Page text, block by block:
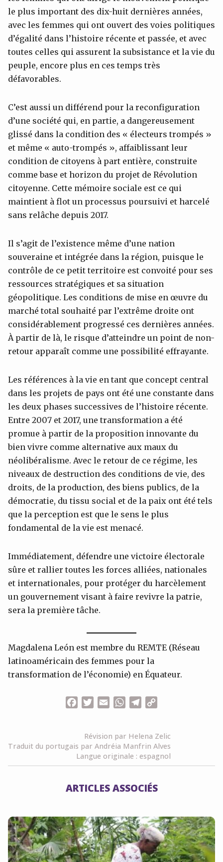
le plus important des dix-huit dernières années,
avec les femmes qui ont ouvert des voies politiques
d’égalité dans l’histoire récente et passée, et avec
toutes celles qui assurent la subsistance et la vie du
peuple, encore plus en ces temps très
défavorables.
C’est aussi un différend pour la reconfiguration
d’une société qui, en partie, a dangereusement
glissé dans la condition des « électeurs trompés »
et même « auto-trompés », affaiblissant leur
condition de citoyens à part entière, construite
comme base et horizon du projet de Révolution
citoyenne. Cette mémoire sociale est ce qui
maintient à flot un processus poursuivi et harcelé
sans relâche depuis 2017.
Il s’agit de l’existence même d’une nation
souveraine et intégrée dans la région, puisque le
contrôle de ce petit territoire est convoité pour ses
ressources stratégiques et sa situation
géopolitique. Les conditions de mise en œuvre du
marché total souhaité par l’extrême droite ont
considérablement progressé ces dernières années.
À partir de là, le risque d’atteindre un point de non-
retour apparaît comme une possibilité effrayante.
Les références à la vie en tant que concept central
dans les projets de pays ont été une constante dans
les deux phases successives de l’histoire récente.
Entre 2007 et 2017, une transformation a été
promue à partir de la proposition innovante du
bien vivre comme alternative aux maux du
néolibéralisme. Avec le retour de ce régime, les
niveaux de destruction des conditions de vie, des
droits, de la production, des biens publics, de la
démocratie, du tissu social et de la paix ont été tels
que la perception est que le sens le plus
fondamental de la vie est menacé.
Immédiatement, défendre une victoire électorale
sûre et rallier toutes les forces alliées, nationales
et internationales, pour protéger du harcèlement
un gouvernement visant à faire revivre la patrie,
sera la première tâche.
Magdalena León est membre du REMTE (Réseau
latinoaméricain des femmes pour la
transformation de l’économie) en Équateur.
FacebookTwitterEmailWhatsApp
Telegram
Révision par Helena Zelic
Traduit du portugais par Andréia Manfrin Alves
Langue originale : espagnol
ARTICLES ASSOCIÉS